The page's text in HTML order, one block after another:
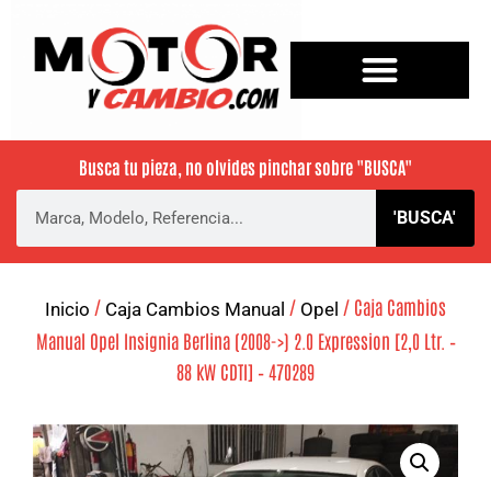
Busca tu pieza, no olvides pinchar sobre "BUSCA"
'BUSCA'
Inicio / Caja Cambios Manual / Opel / Caja Cambios
Manual Opel Insignia Berlina (2008->) 2.0 Expression [2,0 Ltr. –
88 kW CDTI] – 470289